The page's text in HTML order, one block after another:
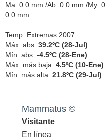
Ma: 0.0 mm /Ab: 0.0 mm /My:
0.0 mm
Temp. Extremas 2007:
Máx. abs: 39.2ºC (28-Jul)
Mín. abs: -4.5ºC (28-Ene)
Máx. más baja: 4.5ºC (10-Ene)
Mín. más alta: 21.8ºC (29-Jul)
Mammatus ©
Visitante
En línea